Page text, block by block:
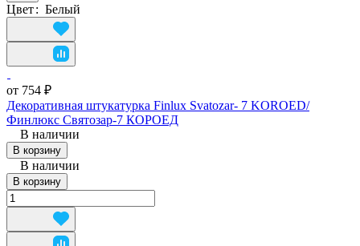
Цвет: Белый
от 754 ₽
Декоративная штукатурка Finlux Svatozar- 7 KOROED/
Финлюкс Святозар-7 КОРОЕД
В наличии
В корзину
В наличии
В корзину